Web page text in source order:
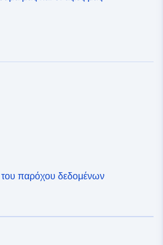
παρόχου δεδομένων